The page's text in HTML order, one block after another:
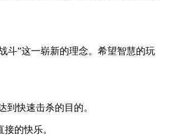
斗”这一崭新的理念。希望智慧的玩
到快速击杀的目的。
的快乐。